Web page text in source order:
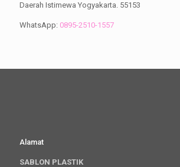
Daerah Istimewa Yogyakarta. 55153
WhatsApp: 0895-2510-1557
Alamat
SABLON PLASTIK